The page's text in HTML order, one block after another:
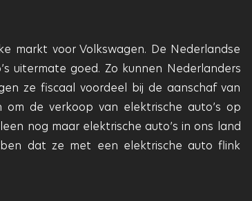
markt voor Volkswagen. De Nederlandse
uitermate goed. Zo kunnen Nederlanders
ze fiscaal voordeel bij de aanschaf van
de verkoop van elektrische auto’s op
nog maar elektrische auto’s in ons land
dat ze met een elektrische auto flink